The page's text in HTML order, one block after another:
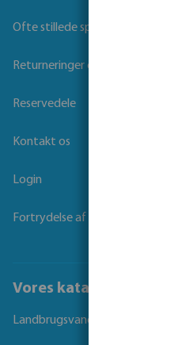
Ofte stillede spørgsmål
Returneringer og Garanti
Reservedele
Kontakt os
Login
Fortrydelse af kontrakt
Vores kataloger
Landbrugsvanding